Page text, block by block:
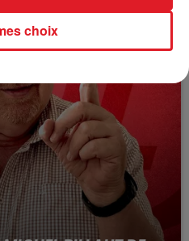
choix